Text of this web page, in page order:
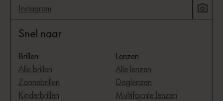
Instagram
Snel naar
Brillen
Alle brillen
Zonnebrillen
Kinderbrillen
Lenzen
Alle lenzen
Daglenzen
Multifocale lenzen